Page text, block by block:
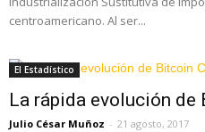
centroamericano. Al ser...
El Estadístico
La rápida evolución de
Julio César Muñoz - 21 agosto, 2017